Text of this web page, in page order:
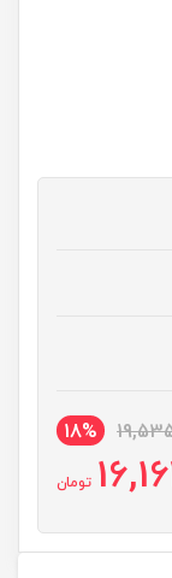
18%
تومان